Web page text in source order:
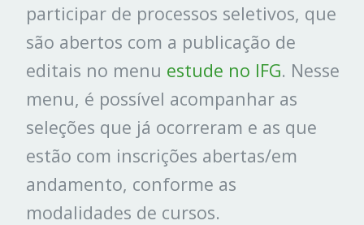
participar de processos seletivos, que
são abertos com a publicação de
editais no menu estude no IFG. Nesse
menu, é possível acompanhar as
seleções que já ocorreram e as que
estão com inscrições abertas/em
andamento, conforme as
modalidades de cursos.